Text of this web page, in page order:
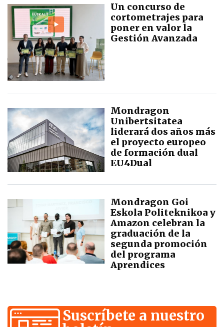
Un concurso de
cortometrajes para
poner en valor la
Gestión Avanzada
Mondragon
Unibertsitatea
liderará dos años más
el proyecto europeo
de formación dual
EU4Dual
Mondragon Goi
Eskola Politeknikoa y
Amazon celebran la
graduación de la
segunda promoción
del programa
Aprendices
Suscríbete a nuestro